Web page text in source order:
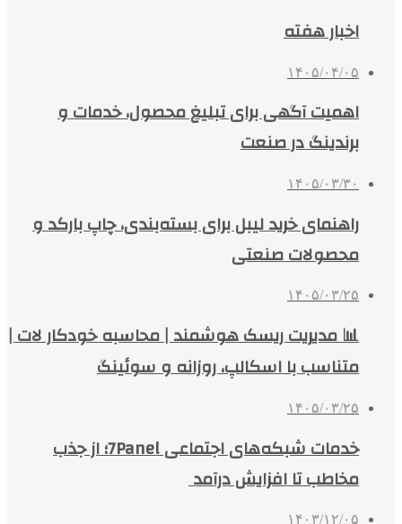
اخبار هفته
۱۴۰۵/۰۴/۰۵
اهمیت آگهی برای تبلیغ محصول، خدمات و
برندینگ در صنعت
۱۴۰۵/۰۳/۳۰
راهنمای خرید لیبل برای بسته‌بندی، چاپ بارکد و
محصولات صنعتی
۱۴۰۵/۰۳/۲۵
📊 مدیریت ریسک هوشمند | محاسبه خودکار لات |
متناسب با اسکالپ، روزانه و سوئینگ
۱۴۰۵/۰۳/۲۵
خدمات شبکه‌های اجتماعی 7Panel؛ از جذب
مخاطب تا افزایش درآمد
۱۴۰۳/۱۲/۰۵